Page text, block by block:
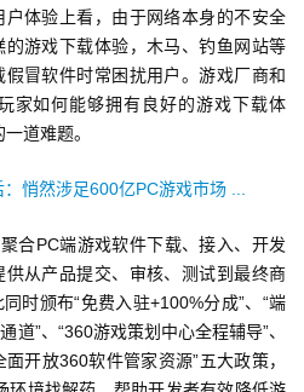
体验上看，由于网络本身的不安全
游戏下载体验，木马、钓鱼网站等
冒软件时常困扰用户。游戏厂商和
家如何能够拥有良好的游戏下载体
道难题。
PC端游戏软件下载、接入、开发
从产品提交、审核、测试到最终商
时颁布“免费入驻+100%分成”、“端
道”、“360游戏策划中心全程辅导”、
开放360软件管家资源”五大政策，